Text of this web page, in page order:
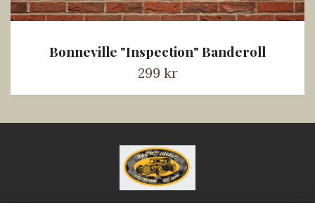
Bonneville "Inspection" Banderoll
299 kr